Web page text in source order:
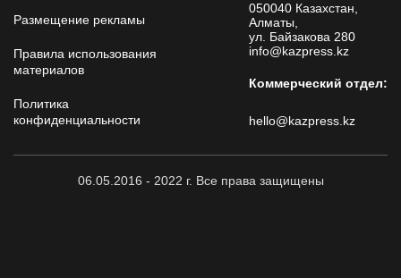
Размещение рекламы
Правила использования
материалов
Политика
конфиденциальности
050040 Казахстан,
Алматы,
ул. Байзакова 280
info@kazpress.kz
Коммерческий отдел:
hello@kazpress.kz
06.05.2016 - 2022 г. Все права защищены